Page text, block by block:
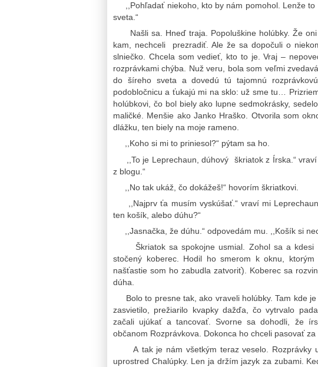
,,Pohľadať niekoho, kto by nám pomohol. Lenže to
sveta.“
Našli sa. Hneď traja. Popoluškine holúbky. Že
kam, nechceli prezradiť. Ale že sa dopočuli o
slniečko. Chcela som vedieť, kto to je. Vraj –
rozprávkami chýba. Nuž veru, bola som veľmi
do šíreho sveta a dovedú tú tajomnú
podobločnicu a ťukajú mi na sklo: už sme tu…
holúbkovi, čo bol biely ako lupne sedmokrásky,
maličké. Menšie ako Janko Hraško. Otvorila som
dlážku, ten biely na moje rameno.
,,Koho si mi to priniesol?“ pýtam sa ho.
,,To je Leprechaun, dúhový škriatok z Írska.“ vraví
z blogu.“
,,No tak ukáž, čo dokážeš!“ hovorím škriatkovi.
,,Najprv ťa musím vyskúšať.“ vraví mi
ten košík, alebo dúhu?“
,,Jasnačka, že dúhu.“ odpovedám mu. ,,Košík si
Škriatok sa spokojne usmial. Zohol sa a kdesi
stočený koberec. Hodil ho smerom k oknu,
našťastie som ho zabudla zatvoriť). Koberec sa
dúha.
Bolo to presne tak, ako vraveli holúbky. Tam kde
zasvietilo, prežiarilo kvapky dažďa, čo vytrvalo
začali ujúkať a tancovať. Svorne sa dohodli, že
občanom Rozprávkova. Dokonca ho chceli pasovať za
A tak je nám všetkým teraz veselo. Rozprávky
uprostred Chalúpky. Len ja držím jazyk za zubami.